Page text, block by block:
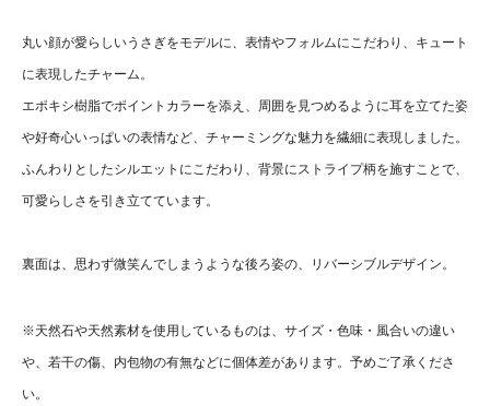
丸い顔が愛らしいうさぎをモデルに、表情やフォルムにこだわり、キュート
に表現したチャーム。
エポキシ樹脂でポイントカラーを添え、周囲を見つめるように耳を立てた姿
や好奇心いっぱいの表情など、チャーミングな魅力を繊細に表現しました。
ふんわりとしたシルエットにこだわり、背景にストライプ柄を施すことで、
可愛らしさを引き立てています。
裏面は、思わず微笑んでしまうような後ろ姿の、リバーシブルデザイン。
※天然石や天然素材を使用しているものは、サイズ・色味・風合いの違い
や、若干の傷、内包物の有無などに個体差があります。予めご了承くださ
い。